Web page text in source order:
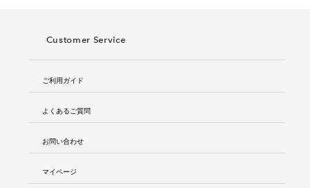
Customer Service
ご利用ガイド
よくあるご質問
お問い合わせ
マイページ